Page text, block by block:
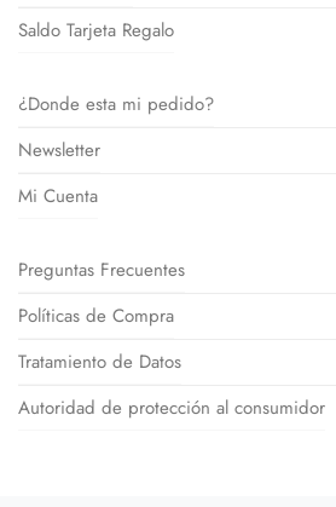
Saldo Tarjeta Regalo
¿Donde esta mi pedido?
Newsletter
Mi Cuenta
Preguntas Frecuentes
Políticas de Compra
Tratamiento de Datos
Autoridad de protección al consumidor